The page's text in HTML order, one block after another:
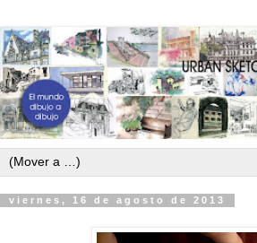
viernes, 16 de agosto de 2013